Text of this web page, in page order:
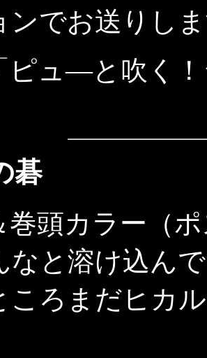
ンでお送りし
ピュ―と吹く
碁
巻頭カラー（
なと溶け込ん
ころまだヒカ